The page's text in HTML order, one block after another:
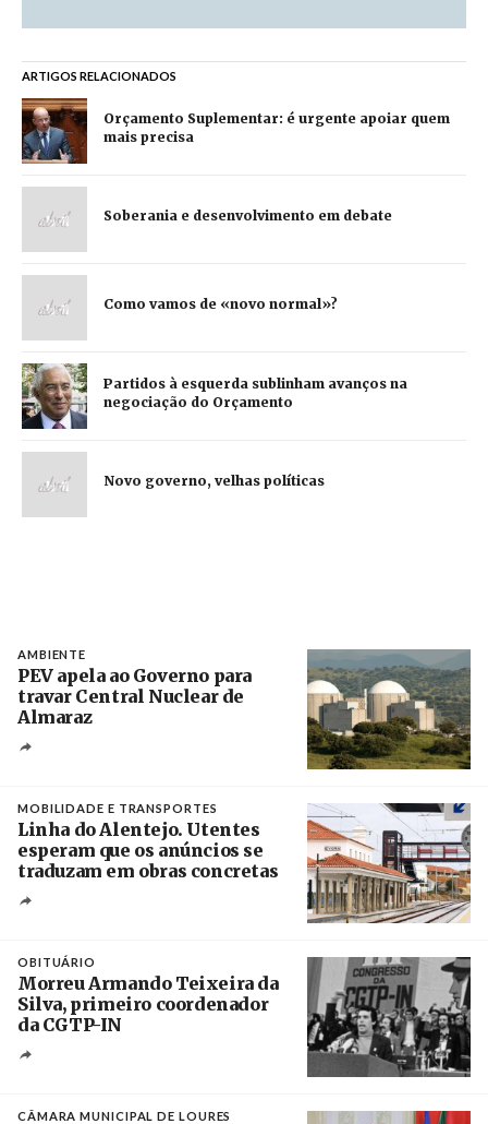
ARTIGOS RELACIONADOS
Orçamento Suplementar: é urgente apoiar quem
mais precisa
Soberania e desenvolvimento em debate
Como vamos de «novo normal»?
Partidos à esquerda sublinham avanços na
negociação do Orçamento
Novo governo, velhas políticas
AMBIENTE
PEV apela ao Governo para
travar Central Nuclear de
Almaraz
MOBILIDADE E TRANSPORTES
Linha do Alentejo. Utentes
esperam que os anúncios se
traduzam em obras concretas
OBITUÁRIO
Morreu Armando Teixeira da
Silva, primeiro coordenador
da CGTP-IN
CÂMARA MUNICIPAL DE LOURES